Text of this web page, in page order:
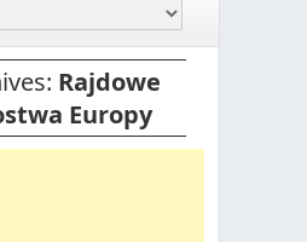
Rajdowe
Europy